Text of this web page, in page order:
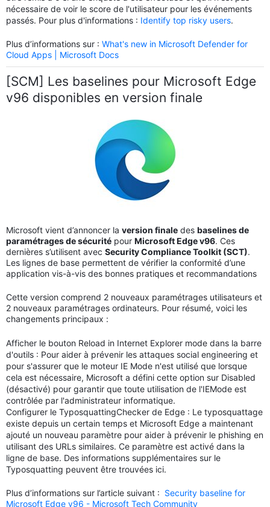
nécessaire de voir le score de l'utilisateur pour les événements
passés. Pour plus d'informations : Identify top risky users.
Plus d’informations sur : What's new in Microsoft Defender for
Cloud Apps | Microsoft Docs
[SCM] Les baselines pour Microsoft Edge
v96 disponibles en version finale
Microsoft vient d’annoncer la version finale des baselines de
paramétrages de sécurité pour Microsoft Edge v96. Ces
dernières s’utilisent avec Security Compliance Toolkit (SCT).
Les lignes de base permettent de vérifier la conformité d’une
application vis-à-vis des bonnes pratiques et recommandations
Cette version comprend 2 nouveaux paramétrages utilisateurs et
2 nouveaux paramétrages ordinateurs. Pour résumé, voici les
changements principaux :
Afficher le bouton Reload in Internet Explorer mode dans la barre
d'outils : Pour aider à prévenir les attaques social engineering et
pour s'assurer que le moteur IE Mode n'est utilisé que lorsque
cela est nécessaire, Microsoft a défini cette option sur Disabled
(désactivé) pour garantir que toute utilisation de l'IEMode est
contrôlée par l'administrateur informatique.
Configurer le TyposquattingChecker de Edge : Le typosquattage
existe depuis un certain temps et Microsoft Edge a maintenant
ajouté un nouveau paramètre pour aider à prévenir le phishing en
utilisant des URLs similaires. Ce paramètre est activé dans la
ligne de base. Des informations supplémentaires sur le
Typosquatting peuvent être trouvées ici.
Plus d’informations sur l’article suivant : Security baseline for
Microsoft Edge v96 - Microsoft Tech Community